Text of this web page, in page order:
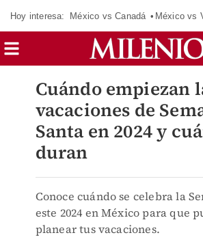
Hoy interesa: México vs Canadá México vs
Cuándo empiezan
vacaciones de
Santa en 2024 y
duran
Conoce cuándo se celebra la
este 2024 en México para que
planear tus vacaciones.